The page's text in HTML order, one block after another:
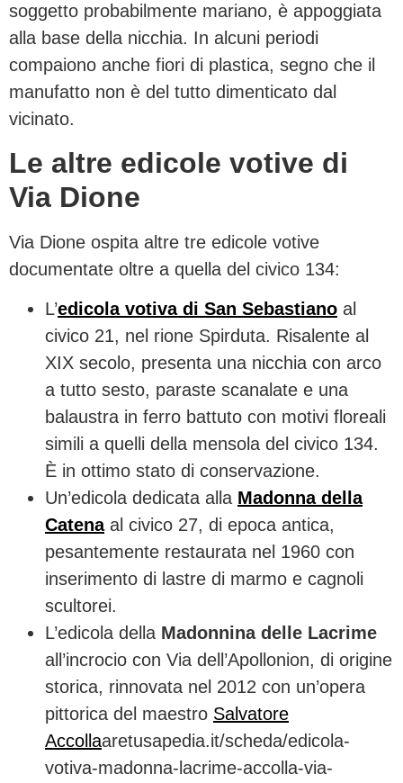
soggetto probabilmente mariano, è appoggiata
alla base della nicchia. In alcuni periodi
compaiono anche fiori di plastica, segno che il
manufatto non è del tutto dimenticato dal
vicinato.
Le altre edicole votive di
Via Dione
Via Dione ospita altre tre edicole votive
documentate oltre a quella del civico 134:
L’edicola votiva di San Sebastiano al
civico 21, nel rione Spirduta. Risalente al
XIX secolo, presenta una nicchia con arco
a tutto sesto, paraste scanalate e una
balaustra in ferro battuto con motivi floreali
simili a quelli della mensola del civico 134.
È in ottimo stato di conservazione.
Un’edicola dedicata alla Madonna della
Catenaal civico 27, di epoca antica,
pesantemente restaurata nel 1960 con
inserimento di lastre di marmo e cagnoli
scultorei.
L’edicola della Madonnina delle Lacrime
all’incrocio con Via dell’Apollonion, di origine
storica, rinnovata nel 2012 con un’opera
pittorica del maestro Salvatore
Accollaaretusapedia.it/scheda/edicola-
votiva-madonna-lacrime-accolla-via-